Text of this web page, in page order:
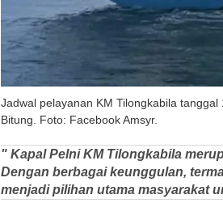
Jadwal pelayanan KM Tilongkabila
Bitung. Foto: Facebook Amsyr.
" Kapal Pelni KM Tilongkabila
Dengan berbagai keunggulan,
menjadi pilihan utama masyarakat